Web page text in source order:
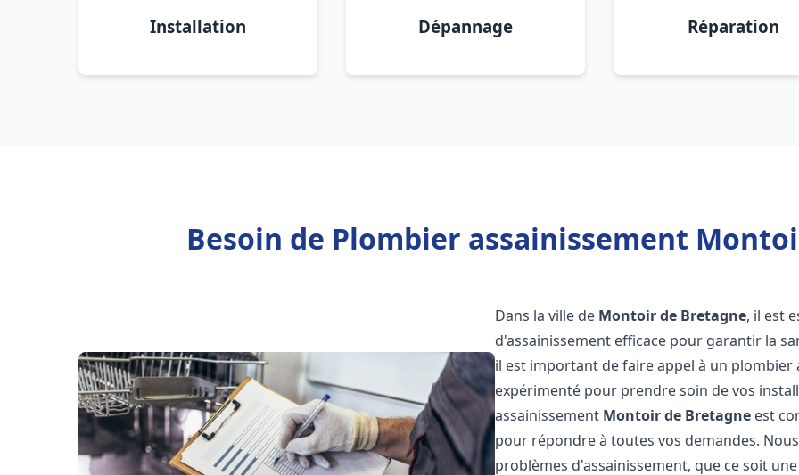
Installation Dépannage Réparation
Besoin de Plombier assainissement
Dans la ville de Montoir de Bretagne, il est
d'assainissement efficace pour garantir la
il est important de faire appel à un
expérimenté pour prendre soin de vos
assainissement Montoir de Bretagne est
pour répondre à toutes vos demandes.
problèmes d'assainissement, que ce soit